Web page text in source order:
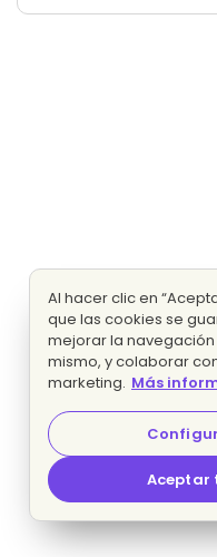
Al hacer clic en
que las cookies se
mejorar la navegación
mismo, y colaborar
marketing. Más
Aceptar